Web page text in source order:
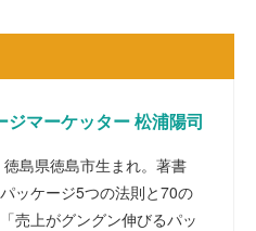
ジマーケッター 松浦陽司
島県徳島市生まれ。著書
パッケージ5つの法則と70の
売上がグングン伸びるパッ